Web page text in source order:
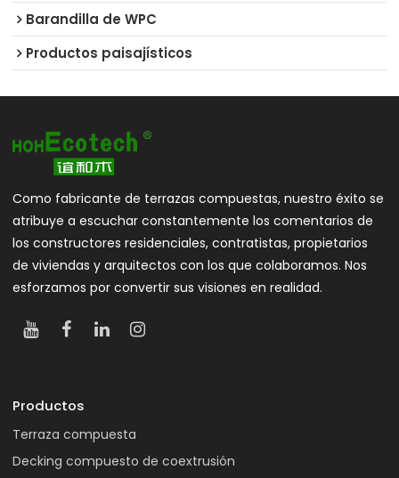
Barandilla de WPC
Productos paisajísticos
Como fabricante de terrazas compuestas, nuestro éxito se
atribuye a escuchar constantemente los comentarios de
los constructores residenciales, contratistas, propietarios
de viviendas y arquitectos con los que colaboramos. Nos
esforzamos por convertir sus visiones en realidad.
Productos
Terraza compuesta
Decking compuesto de coextrusión